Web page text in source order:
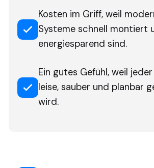
Kosten im Griff, weil
Systeme schnell montiert
energiesparend sind.
Ein gutes Gefühl, weil jeder
leise, sauber und planbar
wird.